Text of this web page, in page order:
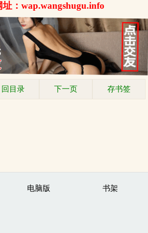
址：wap.wangshugu.info
回目录 下一页 存书签
电脑版 书架